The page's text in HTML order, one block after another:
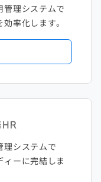
管理システムで
率化します。
理システムで
ーに完結しま